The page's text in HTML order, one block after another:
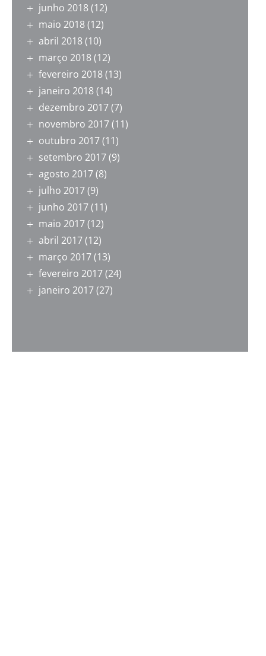
junho 2018(12)
maio 2018(12)
abril 2018(10)
março 2018(12)
fevereiro 2018(13)
janeiro 2018(14)
dezembro 2017(7)
novembro 2017(11)
outubro 2017(11)
setembro 2017(9)
agosto 2017(8)
julho 2017(9)
junho 2017(11)
maio 2017(12)
abril 2017(12)
março 2017(13)
fevereiro 2017(24)
janeiro 2017(27)